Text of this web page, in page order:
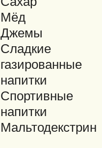
Мёд
Джемы
Сладкие
газированные
напитки
Спортивные
напитки
Мальтодекстрин